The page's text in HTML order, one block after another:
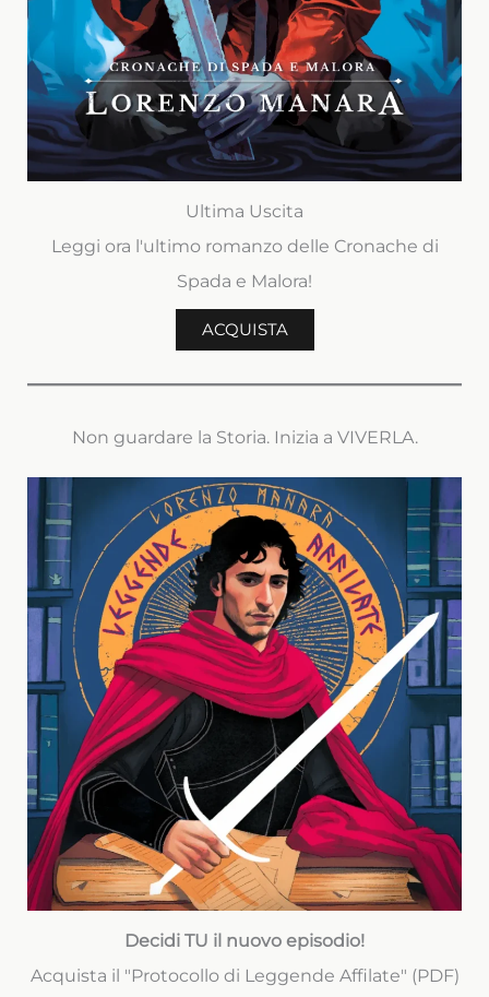
Ultima Uscita
Leggi ora l'ultimo romanzo delle Cronache di
Spada e Malora!
ACQUISTA
Non guardare la Storia. Inizia a VIVERLA.
Decidi TU il nuovo episodio!
Acquista il "Protocollo di Leggende Affilate" (PDF)